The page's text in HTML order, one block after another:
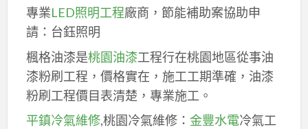
專業LED照明工程廠商，節能補助案協助申
請：台鈺照明
楓格油漆是桃園油漆工程行在桃園地區從事油
漆粉刷工程，價格實在，施工工期準確，油漆
粉刷工程價目表清楚，專業施工。
平鎮冷氣維修,桃園冷氣維修： 金豐水電冷氣工